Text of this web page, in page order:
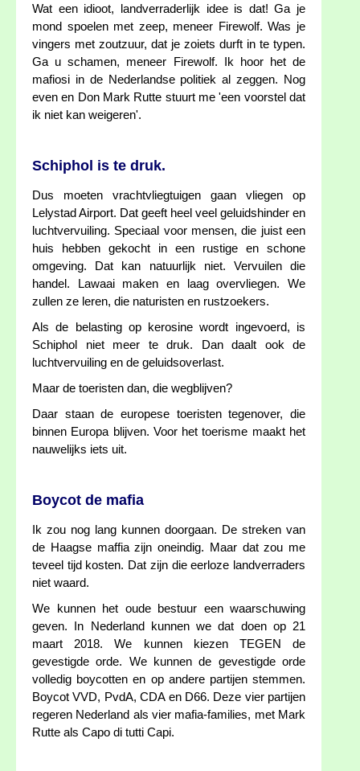
Wat een idioot, landverraderlijk idee is dat! Ga je
mond spoelen met zeep, meneer Firewolf. Was je
vingers met zoutzuur, dat je zoiets durft in te typen.
Ga u schamen, meneer Firewolf. Ik hoor het de
mafiosi in de Nederlandse politiek al zeggen. Nog
even en Don Mark Rutte stuurt me 'een voorstel dat
ik niet kan weigeren'.
Schiphol is te druk.
Dus moeten vrachtvliegtuigen gaan vliegen op
Lelystad Airport. Dat geeft heel veel geluidshinder en
luchtvervuiling. Speciaal voor mensen, die juist een
huis hebben gekocht in een rustige en schone
omgeving. Dat kan natuurlijk niet. Vervuilen die
handel. Lawaai maken en laag overvliegen. We
zullen ze leren, die naturisten en rustzoekers.
Als de belasting op kerosine wordt ingevoerd, is
Schiphol niet meer te druk. Dan daalt ook de
luchtvervuiling en de geluidsoverlast.
Maar de toeristen dan, die wegblijven?
Daar staan de europese toeristen tegenover, die
binnen Europa blijven. Voor het toerisme maakt het
nauwelijks iets uit.
Boycot de mafia
Ik zou nog lang kunnen doorgaan. De streken van
de Haagse maffia zijn oneindig. Maar dat zou me
teveel tijd kosten. Dat zijn die eerloze landverraders
niet waard.
We kunnen het oude bestuur een waarschuwing
geven. In Nederland kunnen we dat doen op 21
maart 2018. We kunnen kiezen TEGEN de
gevestigde orde. We kunnen de gevestigde orde
volledig boycotten en op andere partijen stemmen.
Boycot VVD, PvdA, CDA en D66. Deze vier partijen
regeren Nederland als vier mafia-families, met Mark
Rutte als Capo di tutti Capi.